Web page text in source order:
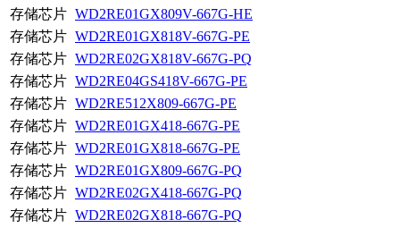
存储芯片 WD2RE01GX809V-667G-HE
存储芯片 WD2RE01GX818V-667G-PE
存储芯片 WD2RE02GX818V-667G-PQ
存储芯片 WD2RE04GS418V-667G-PE
存储芯片 WD2RE512X809-667G-PE
存储芯片 WD2RE01GX418-667G-PE
存储芯片 WD2RE01GX818-667G-PE
存储芯片 WD2RE01GX809-667G-PQ
存储芯片 WD2RE02GX418-667G-PQ
存储芯片 WD2RE02GX818-667G-PQ